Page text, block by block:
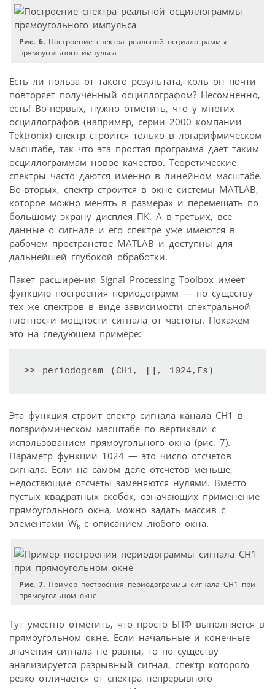
Рис. 6. Построение спектра реальной осциллограммы
прямоугольного импульса
Есть ли польза от такого результата, коль он почти
повторяет полученный осциллографом? Несомненно,
есть! Во-первых, нужно отметить, что у многих
осциллографов (например, серии 2000 компании
Tektronix) спектр строится только в логарифмическом
масштабе, так что эта простая программа дает таким
осциллограммам новое качество. Теоретические
спектры часто даются именно в линейном масштабе.
Во-вторых, спектр строится в окне системы MATLAB,
которое можно менять в размерах и перемещать по
большому экрану дисплея ПК. А в-третьих, все
данные о сигнале и его спектре уже имеются в
рабочем пространстве MATLAB и доступны для
дальнейшей глубокой обработки.
Пакет расширения Signal Processing Toolbox имеет
функцию построения периодограмм — по существу
тех же спектров в виде зависимости спектральной
плотности мощности сигнала от частоты. Покажем
это на следующем примере:
>> periodogram (CH1, [], 1024,Fs)
Эта функция строит спектр сигнала канала CH1 в
логарифмическом масштабе по вертикали с
использованием прямоугольного окна (рис. 7).
Параметр функции 1024 — это число отсчетов
сигнала. Если на самом деле отсчетов меньше,
недостающие отсчеты заменяются нулями. Вместо
пустых квадратных скобок, означающих применение
прямоугольного окна, можно задать массив с
элементами Wk с описанием любого окна.
Рис. 7. Пример построения периодограммы сигнала CH1 при
прямоугольном окне
Тут уместно отметить, что просто БПФ выполняется в
прямоугольном окне. Если начальные и конечные
значения сигнала не равны, то по существу
анализируется разрывный сигнал, спектр которого
резко отличается от спектра непрерывного